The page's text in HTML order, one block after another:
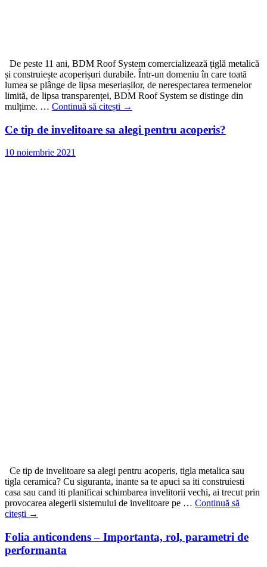
De peste 11 ani, BDM Roof System comercializează țiglă metalică
și construiește acoperișuri durabile. Într-un domeniu în care toată
lumea se plânge de lipsa meseriașilor, de nerespectarea termenelor
limită, de lipsa transparenței, BDM Roof System se distinge din
mulțime. … Continuă să citești →
Ce tip de invelitoare sa alegi pentru acoperis?
10 noiembrie 2021
Ce tip de invelitoare sa alegi pentru acoperis, tigla metalica sau
tigla ceramica? Cu siguranta, inante sa te apuci sa iti construiesti
casa sau cand iti planificai schimbarea invelitorii vechi, ai trecut prin
provocarea alegerii sistemului de invelitoare pe … Continuă să
citești →
Folia anticondens – Importanta, rol, parametri de
performanta